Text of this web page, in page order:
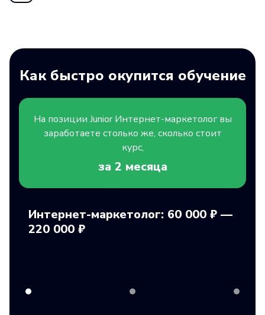
Как быстро окупится обучение
На позиции JuniorИнтернет-маркетолог вы
заработаете столько же, сколько стоит
курс,
за 2 месяца
Интернет-маркетолог: 60 000 ₽ —
220 000 ₽